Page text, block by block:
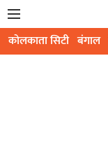
कोलकाता सिटी बंगाल